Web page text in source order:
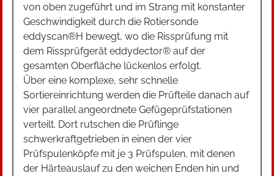
von oben zugeführt und im Strang mit konstanter
Geschwindigkeit durch die Rotiersonde
eddyscan®H bewegt, wo die Rissprüfung mit
dem Rissprüfgerät eddydector® auf der
gesamten Oberfläche lückenlos erfolgt.
Über eine komplexe, sehr schnelle
Sortiereinrichtung werden die Prüfteile danach auf
vier parallel angeordnete Gefügeprüfstationen
verteilt. Dort rutschen die Prüflinge
schwerkraftgetrieben in einen der vier
Prüfspulenköpfe mit je 3 Prüfspulen, mit denen
der Härteauslauf zu den weichen Enden hin und